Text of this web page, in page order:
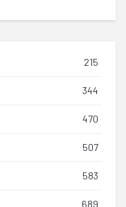
215
344
470
507
583
689